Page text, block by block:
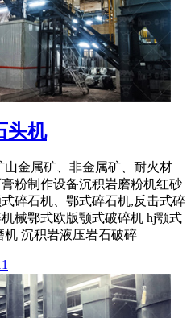
头机
金属矿、非金属矿、耐火材
粉制作设备沉积岩磨粉机红砂
碎石机、鄂式碎石机,反击式碎
械鄂式欧版颚式破碎机 hj颚式
沉积岩液压岩石破碎